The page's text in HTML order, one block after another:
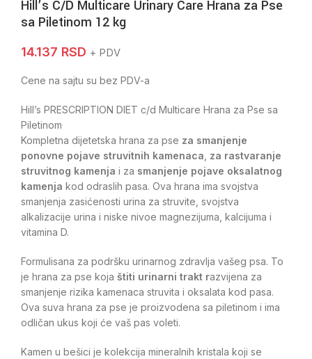
Hill’s C/D Multicare Urinary Care Hrana za Pse
sa Piletinom 12 kg
14.137 RSD + PDV
Cene na sajtu su bez PDV-a
Hill’s PRESCRIPTION DIET c/d Multicare Hrana za Pse sa
Piletinom
Kompletna dijetetska hrana za pse za smanjenje
ponovne pojave struvitnih kamenaca za rastvaranje
struvitnog kamenja i za smanjenje pojave oksalatnog
kamenja kod odraslih pasa. Ova hrana ima svojstva
smanjenja zasićenosti urina za struvite, svojstva
alkalizacije urina i niske nivoe magnezijuma, kalcijuma i
vitamina D.
Formulisana za podršku urinarnog zdravlja vašeg psa. To
je hrana za pse koja štiti urinarni trakt razvijena za
smanjenje rizika kamenaca struvita i oksalata kod pasa.
Ova suva hrana za pse je proizvodena sa piletinom i ima
odličan ukus koji će vaš pas voleti.
Kamen u bešici je kolekcija mineralnih kristala koji se